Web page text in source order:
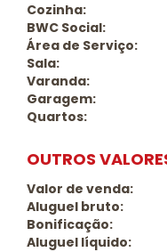
Cozinha:
BWC Social:
Área de Serviço:
Sala:
Varanda:
Garagem:
Quartos:
OUTROS
Valor de venda:
Aluguel bruto:
Bonificação:
Aluguel líquido: